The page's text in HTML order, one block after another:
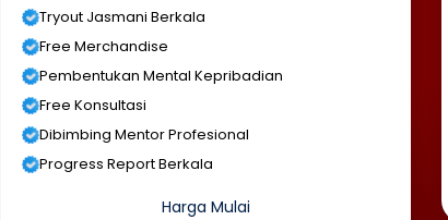
Tryout Jasmani Berkala
Free Merchandise
Pembentukan Mental Kepribadian
Free Konsultasi
Dibimbing Mentor Profesional
Progress Report Berkala
Harga Mulai